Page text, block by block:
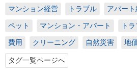
マンション経営 トラブル アパー
ペット マンション・アパート ト
費用 クリーニング 自然災害 地
タグ一覧ページへ